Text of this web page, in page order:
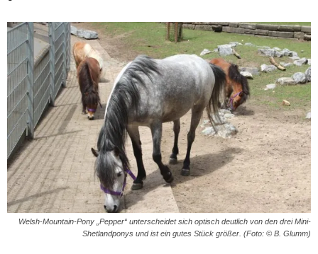
Welsh-Mountain-Pony „Pepper“ unterscheidet sich optisch deutlich von den drei Mini-
Shetlandponys und ist ein gutes Stück größer. (Foto: © B. Glumm)